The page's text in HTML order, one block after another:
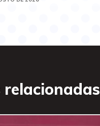
relacionadas